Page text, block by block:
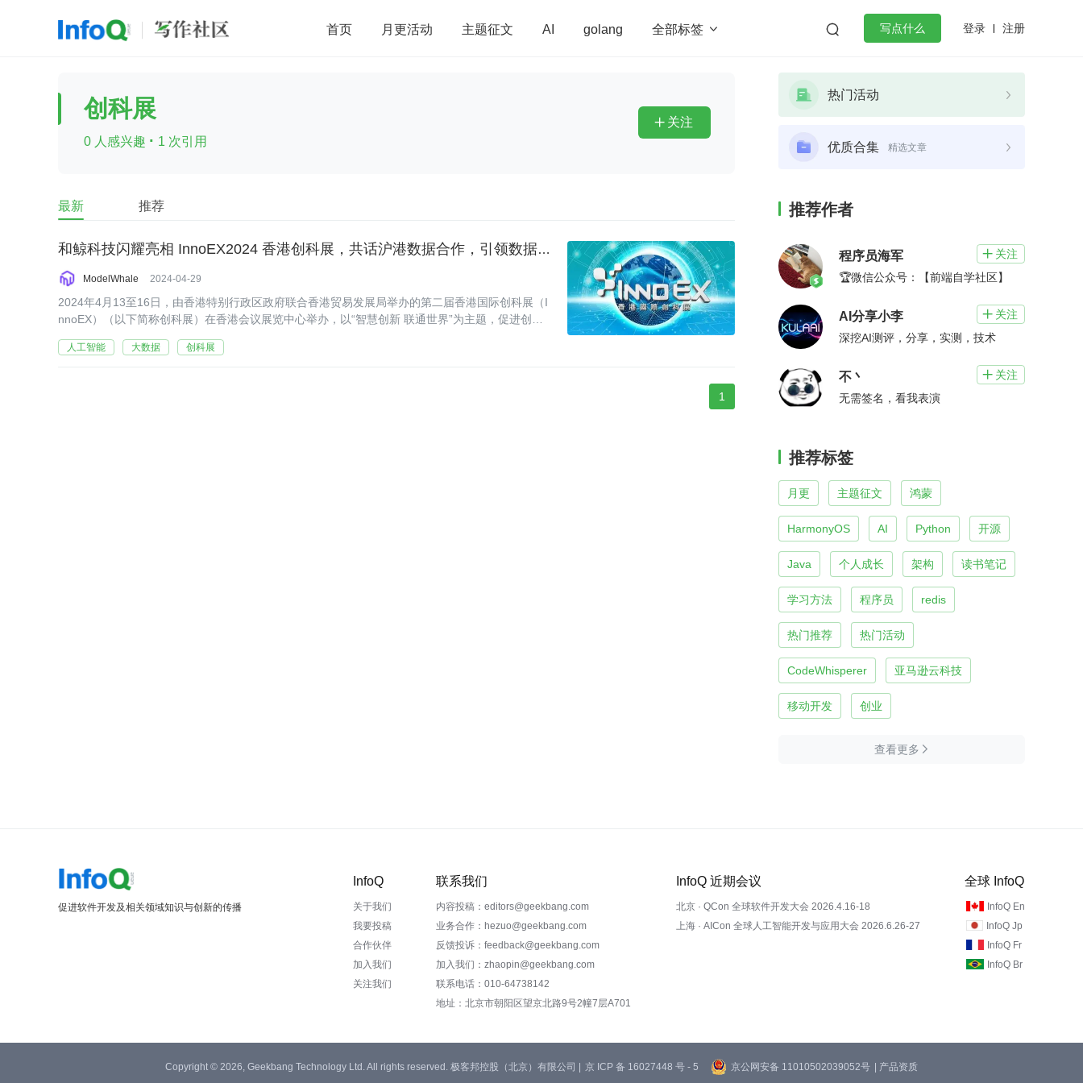
首页 月更活动 主题征文 AI golang 全部标签   写点什么 登录 注册
前端 AI redis
查看更多
创科展
0 人感兴趣 · 1 次引用
 关注
最新 推荐
和鲸科技闪耀亮相 InnoEX2024 香港创科展，共话沪港数据合作，引领数据智能革新
ModelWhale 2024-04-29
2024年4月13至16日，由香港特别行政区政府联合香港贸易发展局举办的第二届香港国际创科展（I
nnoEX）（以下简称创科展）在香港会议展览中心举办，以“智慧创新 联通世界”为主题，促进创科
人工智能 大数据 创科展
1
热门活动
优质合集 精选文章
推荐作者
程序员海军  关注
🏆微信公众号：【前端自学社区】
AI分享小李  关注
深挖AI测评，分享，实测，技术
不丶  关注
无需签名，看我表演
推荐标签
月更 主题征文 鸿蒙
HarmonyOS AI Python 开源
Java 个人成长 架构 读书笔记
学习方法 程序员 redis
热门推荐 热门活动
CodeWhisperer 亚马逊云科技
移动开发 创业
查看更多 
促进软件开发及相关领域知识与创新的传播
InfoQ
关于我们
我要投稿
合作伙伴
加入我们
关注我们
联系我们
内容投稿：editors@geekbang.com
业务合作：hezuo@geekbang.com
反馈投诉：feedback@geekbang.com
加入我们：zhaopin@geekbang.com
联系电话：010-64738142
地址：北京市朝阳区望京北路9号2幢7层A701
InfoQ 近期会议
北京 · QCon 全球软件开发大会 2026.4.16-18
上海 · AICon 全球人工智能开发与应用大会 2026.6.26-27
全球 InfoQ
InfoQ En
InfoQ Jp
InfoQ Fr
InfoQ Br
Copyright © 2026, Geekbang Technology Ltd. All rights reserved. 极客邦控股（北京）有限公司 | 京 ICP 备 16027448 号 - 5 京公网安备 11010502039052号 | 产品资质